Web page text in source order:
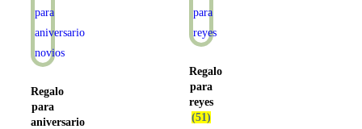
Regalo
para
aniversario
Regalo
para
reyes
(51)